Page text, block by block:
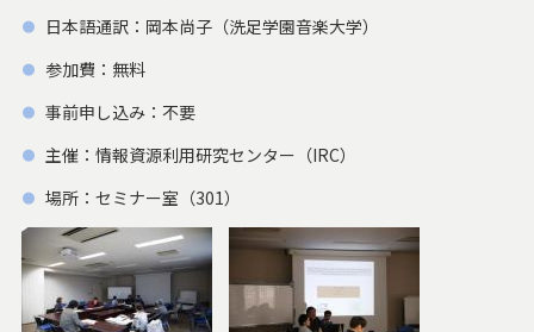
日本語通訳：岡本尚子（洗足学園音楽大学）
参加費：無料
事前申し込み：不要
主催：情報資源利用研究センター（IRC）
場所：セミナー室（301）